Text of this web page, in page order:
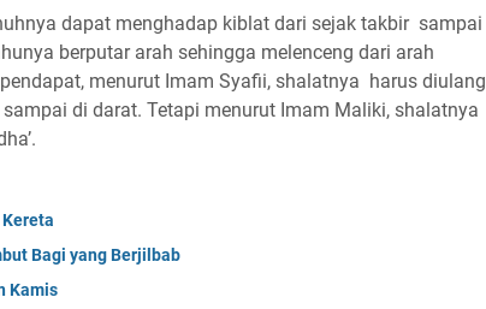
dapat menghadap kiblat dari sejak takbir sampai
berputar arah sehingga melenceng dari arah
menurut Imam Syafii, shalatnya harus diulang
di darat. Tetapi menurut Imam Maliki, shalatnya
Bagi yang Berjilbab
Kamis